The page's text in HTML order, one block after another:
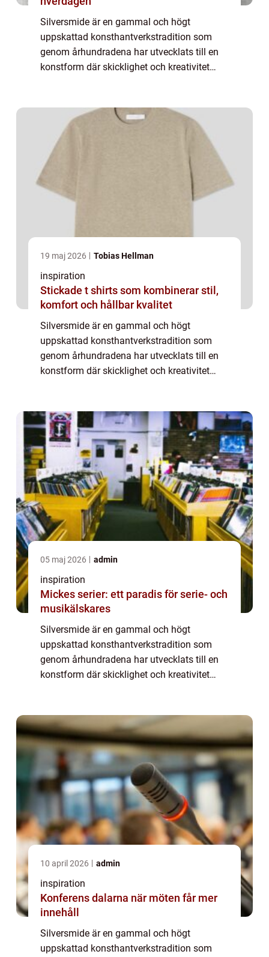
Silversmide är en gammal och högt
uppskattad konsthantverkstradition som
genom århundradena har utvecklats till en
konstform där skicklighet och kreativitet
19 maj 2026 Tobias Hellman
inspiration
Stickade t shirts som kombinerar stil,
komfort och hållbar kvalitet
Silversmide är en gammal och högt
uppskattad konsthantverkstradition som
genom århundradena har utvecklats till en
konstform där skicklighet och kreativitet
05 maj 2026 admin
inspiration
Mickes serier: ett paradis för serie- och
musikälskares
Silversmide är en gammal och högt
uppskattad konsthantverkstradition som
genom århundradena har utvecklats till en
konstform där skicklighet och kreativitet
10 april 2026 admin
inspiration
Konferens dalarna när möten får mer
innehåll
Silversmide är en gammal och högt
uppskattad konsthantverkstradition som